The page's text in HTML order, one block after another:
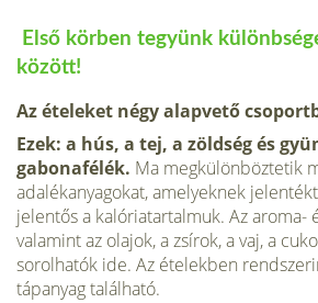
Első körben tegyünk
között!
Az ételeket négy alapvető
Ezek: a hús, a tej, a zöldség és
gabonafélék. Ma megkülönböztetik
adalékanyagokat, amelyeknek
jelentős a kalóriatartalmuk. Az aroma-
valamint az olajok, a zsírok, a vaj, a
sorolhatók ide. Az ételekben
tápanyag található.